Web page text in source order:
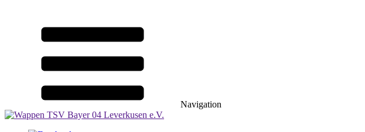
Navigation